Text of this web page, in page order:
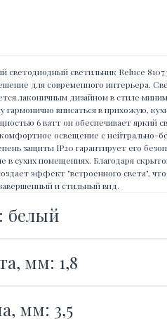
светодиодный светильник Reluce
для современного интерьера.
лаконичным дизайном в стиле
гармонично вписаться в прихожую,
6 ватт он обеспечивает яркий
комфортное освещение с нейтрально-
защиты IP20 гарантирует его
в сухих помещениях. Благодаря
эффект "встроенного света",
и стильный вид.
белый
мм: 1,8
мм: 3,5